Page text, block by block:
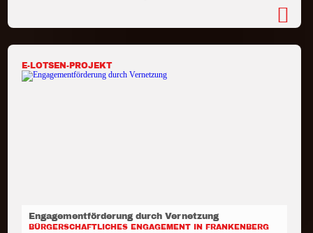
E-LOTSEN-PROJEKT
Engagementförderung durch Vernetzung
BÜRGERSCHAFTLICHES ENGAGEMENT IN FRANKENBERG